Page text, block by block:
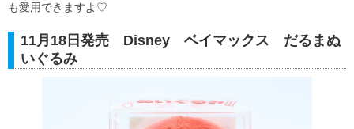
も愛用できますよ♡
11月18日発売 Disney ベイマックス だるまぬ
いぐるみ